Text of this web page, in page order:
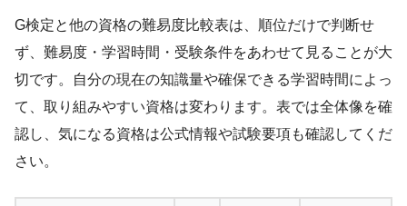
G検定と他の資格の難易度比較表は、順位だけで判断せ
ず、難易度・学習時間・受験条件をあわせて見ることが大
切です。自分の現在の知識量や確保できる学習時間によっ
て、取り組みやすい資格は変わります。表では全体像を確
認し、気になる資格は公式情報や試験要項も確認してくだ
さい。